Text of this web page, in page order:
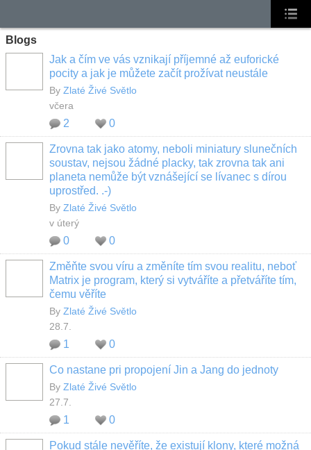
Blogs
Jak a čím ve vás vznikají příjemné až euforické
pocity a jak je můžete začít prožívat neustále
By Zlaté Živé Světlo
včera
2 0
Zrovna tak jako atomy, neboli miniatury slunečních
soustav, nejsou žádné placky, tak zrovna tak ani
planeta nemůže být vznášející se lívanec s dírou
uprostřed. .-)
By Zlaté Živé Světlo
v úterý
0 0
Změňte svou víru a změníte tím svou realitu, neboť
Matrix je program, který si vytváříte a přetváříte tím,
čemu věříte
By Zlaté Živé Světlo
28.7.
1 0
Co nastane pri propojení Jin a Jang do jednoty
By Zlaté Živé Světlo
27.7.
1 0
Pokud stále nevěříte, že existují klony, které možná